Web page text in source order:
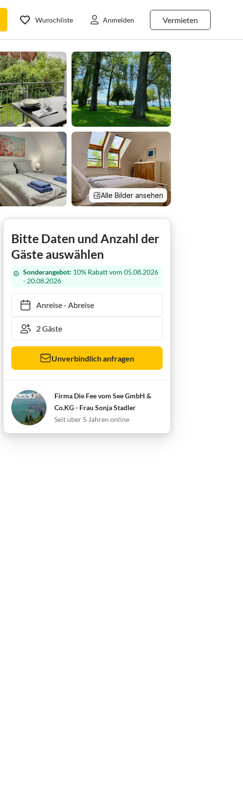
Vermieten
Wunschliste Anmelden
Alle Bilder ansehen
Bitte Daten und Anzahl der
Gäste auswählen
Sonderangebot: 10% Rabatt vom 05.08.2026
- 20.08.2026
Anreise- Abreise
Unverbindlich anfragen
Firma Die Fee vom See GmbH &
Co.KG - Frau Sonja Stadler
Seit über 5 Jahren online